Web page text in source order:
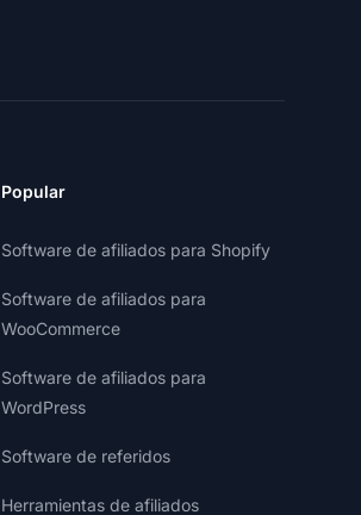
Popular
Software de afiliados para Shopify
Software de afiliados para
WooCommerce
Software de afiliados para
WordPress
Software de referidos
Herramientas de afiliados